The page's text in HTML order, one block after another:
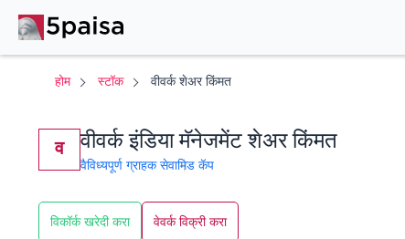
होम स्टॉक वीवर्क शेअर किंमत
व वीवर्क इंडिया मॅनेजमेंट शेअर किंमत
वैविध्यपूर्ण ग्राहक सेवामिड कॅप
विकॉर्क खरेदी करा वेवर्क विक्री करा